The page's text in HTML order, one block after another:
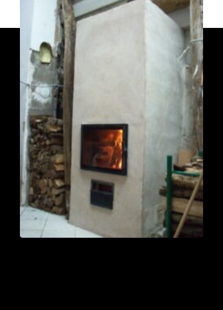
Corbel 73160
Poêle M sous escalier
Fontaine-lès-Clerval 25340
Poêle L en Haute-Saône
Trésilley 70190
PDM taille L
Le Poizat-Lalleyriat 01130
Poêle de masse Oxalis modèle XL
Le Cergne 42460
Poêle de masse Taille L